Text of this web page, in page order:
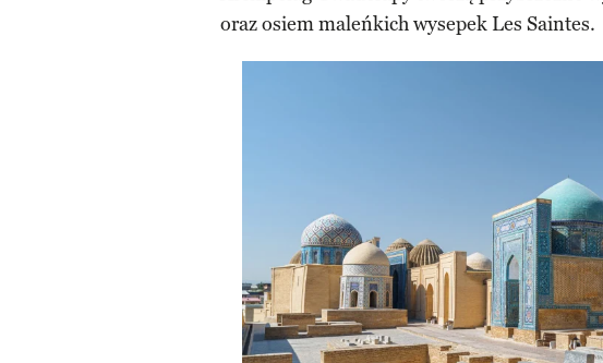
oraz osiem maleńkich wysepek Les Saintes.